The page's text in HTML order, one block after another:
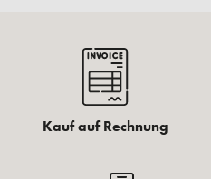
Kauf auf Rechnung